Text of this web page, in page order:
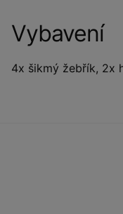
Vybavení
4x šikmý žebřík, 2x